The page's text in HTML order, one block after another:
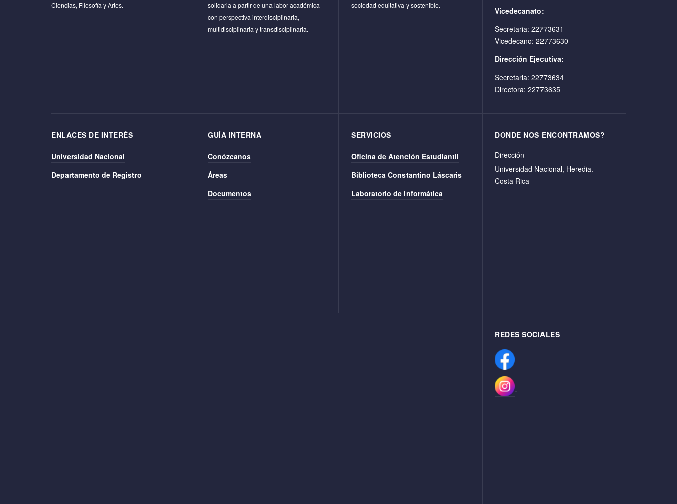
Ciencias, Filosofía y Artes.
ENLACES DE INTERÉS
Universidad Nacional
Departamento de Registro
solidaria a partir de una labor académica
con perspectiva interdisciplinaria,
multidisciplinaria y transdisciplinaria.
GUÍA INTERNA
Conózcanos
Áreas
Documentos
sociedad equitativa y sostenible.
SERVICIOS
Oficina de Atención Estudiantil
Biblioteca Constantino Láscaris
Laboratorio de Informática
Vicedecanato:
Secretaria: 22773631
Vicedecano: 22773630
Dirección Ejecutiva:
Secretaria: 22773634
Directora: 22773635
DONDE NOS ENCONTRAMOS?
Dirección
Universidad Nacional, Heredia.
Costa Rica
REDES SOCIALES